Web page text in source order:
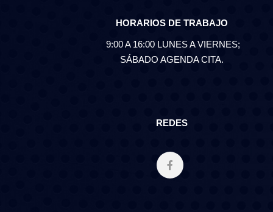
HORARIOS DE TRABAJO
9:00 A 16:00 LUNES A VIERNES;
SÁBADO AGENDA CITA.
REDES